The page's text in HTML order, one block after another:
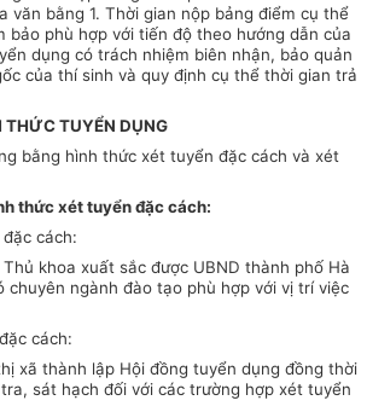
văn bằng 1. Thời gian nộp bảng điểm cụ thể
bảo phù hợp với tiến độ theo hướng dẫn của
dụng có trách nhiệm biên nhận, bảo quản
của thí sinh và quy định cụ thể thời gian trả
THỨC TUYỂN DỤNG
bằng hình thức xét tuyển đặc cách và xét
thức xét tuyển đặc cách:
cách:
khoa xuất sắc được UBND thành phố Hà
chuyên ngành đào tạo phù hợp với vị trí việc
cách:
xã thành lập Hội đồng tuyển dụng đồng thời
sát hạch đối với các trường hợp xét tuyển